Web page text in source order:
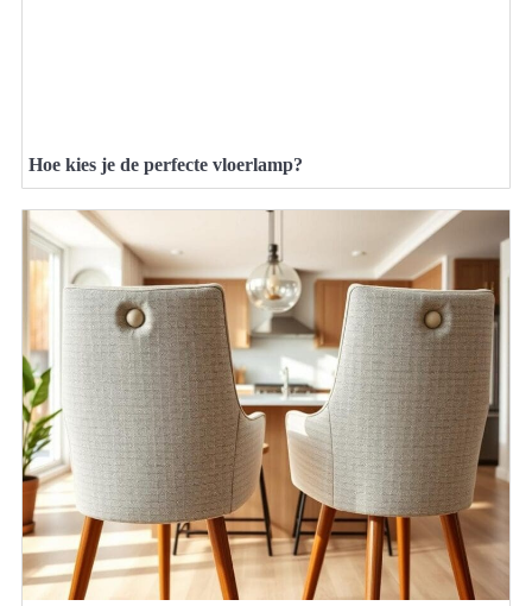
Hoe kies je de perfecte vloerlamp?